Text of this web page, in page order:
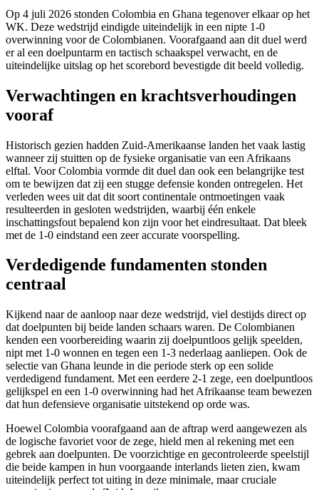
Op 4 juli 2026 stonden Colombia en Ghana tegenover elkaar op het
WK. Deze wedstrijd eindigde uiteindelijk in een nipte 1-0
overwinning voor de Colombianen. Voorafgaand aan dit duel werd
er al een doelpuntarm en tactisch schaakspel verwacht, en de
uiteindelijke uitslag op het scorebord bevestigde dit beeld volledig.
Verwachtingen en krachtsverhoudingen
vooraf
Historisch gezien hadden Zuid-Amerikaanse landen het vaak lastig
wanneer zij stuitten op de fysieke organisatie van een Afrikaans
elftal. Voor Colombia vormde dit duel dan ook een belangrijke test
om te bewijzen dat zij een stugge defensie konden ontregelen. Het
verleden wees uit dat dit soort continentale ontmoetingen vaak
resulteerden in gesloten wedstrijden, waarbij één enkele
inschattingsfout bepalend kon zijn voor het eindresultaat. Dat bleek
met de 1-0 eindstand een zeer accurate voorspelling.
Verdedigende fundamenten stonden
centraal
Kijkend naar de aanloop naar deze wedstrijd, viel destijds direct op
dat doelpunten bij beide landen schaars waren. De Colombianen
kenden een voorbereiding waarin zij doelpuntloos gelijk speelden,
nipt met 1-0 wonnen en tegen een 1-3 nederlaag aanliepen. Ook de
selectie van Ghana leunde in die periode sterk op een solide
verdedigend fundament. Met een eerdere 2-1 zege, een doelpuntloos
gelijkspel en een 1-0 overwinning had het Afrikaanse team bewezen
dat hun defensieve organisatie uitstekend op orde was.
Hoewel Colombia voorafgaand aan de aftrap werd aangewezen als
de logische favoriet voor de zege, hield men al rekening met een
gebrek aan doelpunten. De voorzichtige en gecontroleerde speelstijl
die beide kampen in hun voorgaande interlands lieten zien, kwam
uiteindelijk perfect tot uiting in deze minimale, maar cruciale